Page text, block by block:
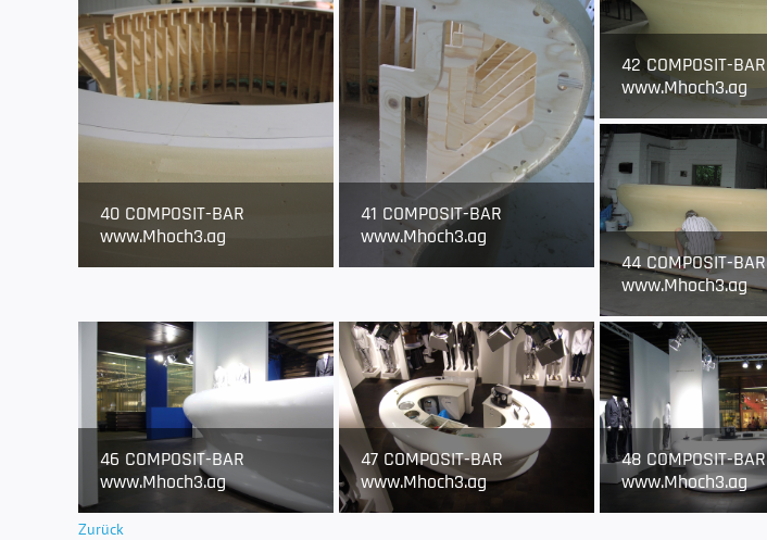
40 COMPOSIT-BAR
www.Mhoch3.ag
41 COMPOSIT-BAR
www.Mhoch3.ag
42 COMPOSIT-BAR
www.Mhoch3.ag
44 COMPOSIT-BAR
www.Mhoch3.ag
46 COMPOSIT-BAR
www.Mhoch3.ag
47 COMPOSIT-BAR
www.Mhoch3.ag
48 COMPOSIT-BAR
www.Mhoch3.ag
Zurück